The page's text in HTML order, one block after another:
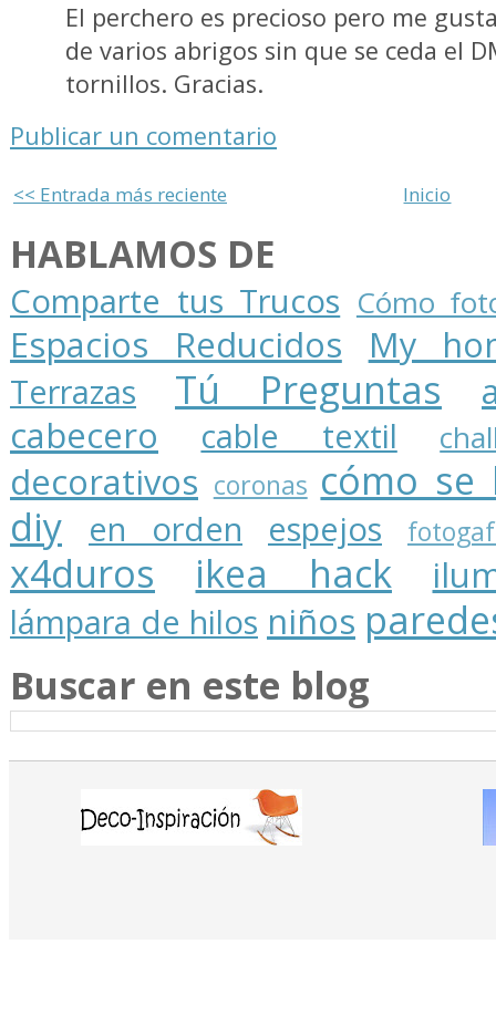
El perchero es precioso pero me
de varios abrigos sin que se ceda el
tornillos. Gracias.
Publicar un comentario
<< Entrada más reciente Inicio
HABLAMOS DE
Comparte tus Trucos Cómo
Espacios Reducidos My
Terrazas Tú Preguntas
cabecero
cable textil
decorativos coronas cómo se
diy
en orden espejos
x4duros ikea hack
lámpara de hilos niños
Buscar en este blog